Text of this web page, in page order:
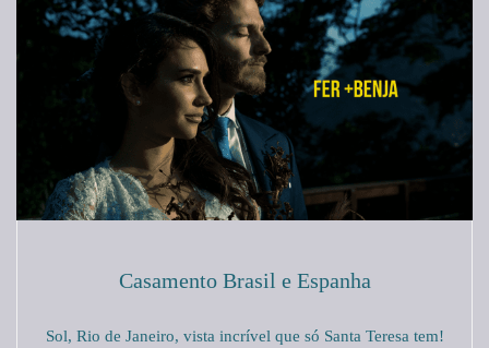
Casamento Brasil e Espanha
Sol, Rio de Janeiro, vista incrível que só Santa Teresa tem!